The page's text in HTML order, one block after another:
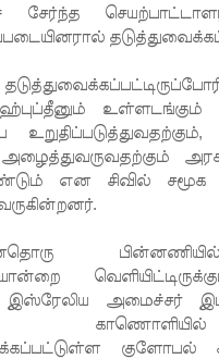
சேர்ந்த
உள்ளடங்கும்
அழைத்துவருவதற்கும்
என சிவில் சமூக
இஸ்ரேலிய அமைச்சர்
குளோபல்